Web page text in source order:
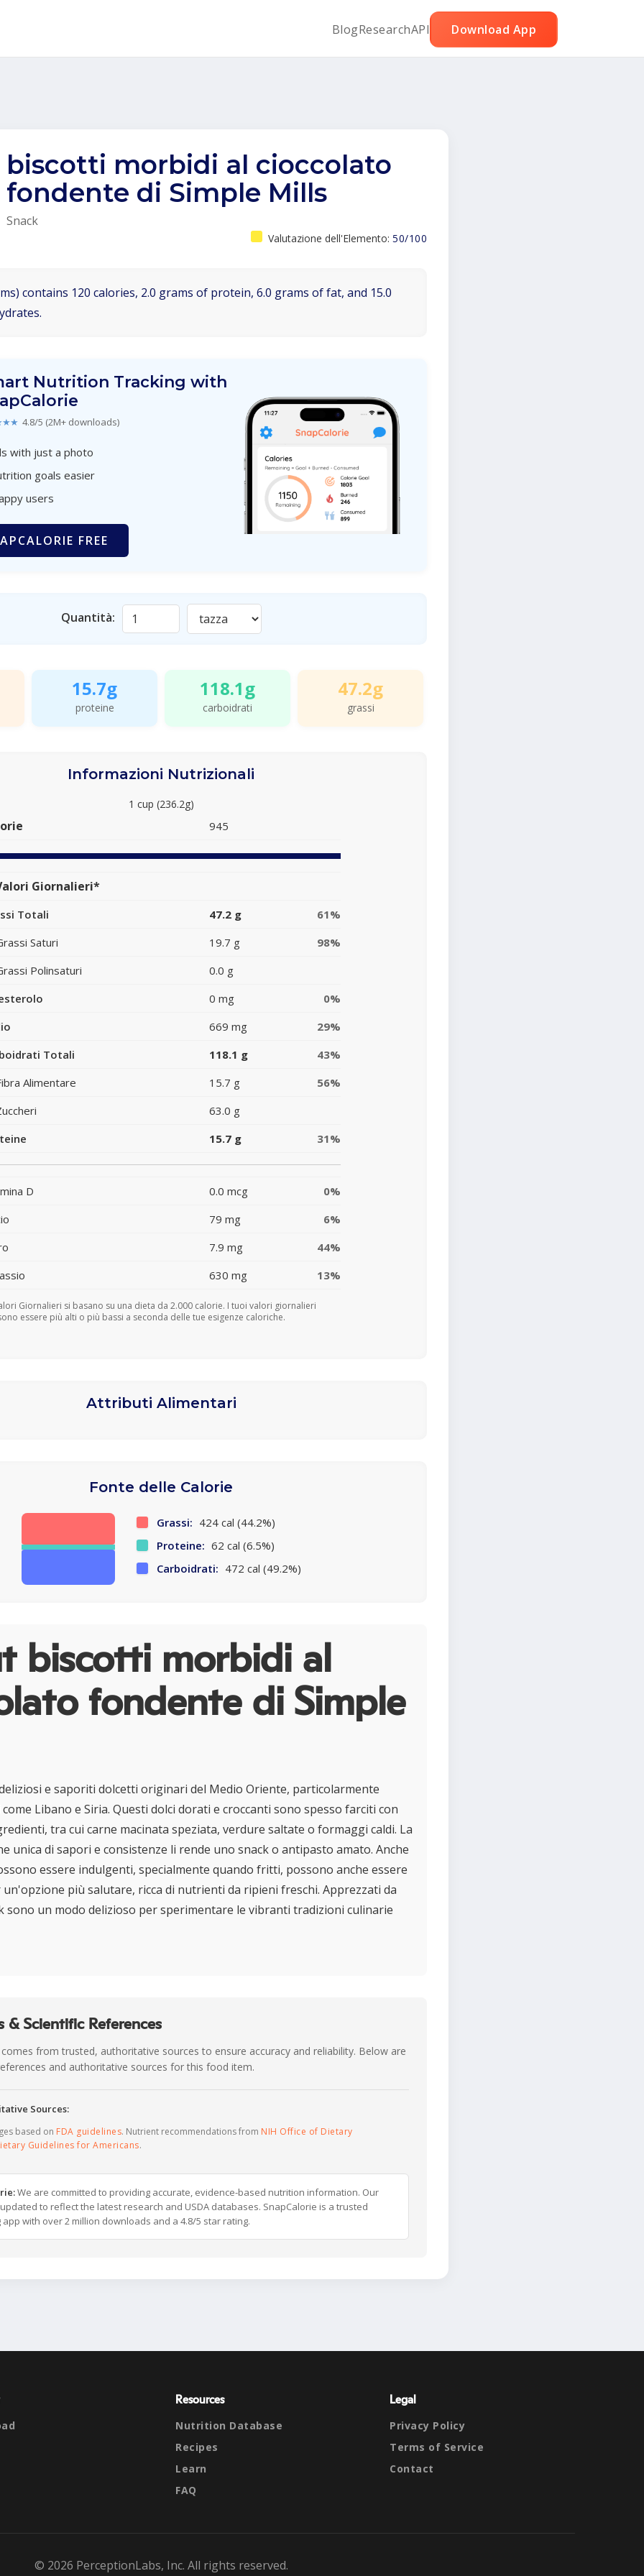
BlogResearchAPI Download App
biscotti morbidi al cioccolato
fondente di Simple Mills
Snack
Valutazione dell'Elemento: 50/100
contains 120 calories, 2.0 grams of protein, 6.0 grams of fat, and 15.0
Nutrition Tracking with
4.8/5 (2M+ downloads)
with just a photo
goals easier
users
FREE
Quantità:
15.7g
proteine
118.1g
carboidrati
47.2g
grassi
Informazioni Nutrizionali
1 cup (236.2g)
945
Giornalieri*
Totali 47.2 g
61%
Saturi
19.7 g
98%
Polinsaturi
0.0 g
0 mg
0%
669 mg
29%
Totali
118.1 g
43%
Alimentare
15.7 g
56%
63.0 g
15.7 g 31%
D 0.0 mcg
0%
79 mg
6%
7.9 mg
44%
630 mg 13%
Giornalieri si basano su una dieta da 2.000 calorie. I tuoi valori giornalieri
essere più alti o più bassi a seconda delle tue esigenze caloriche.
Attributi Alimentari
Fonte delle Calorie
Grassi: 424 cal (44.2%)
Proteine: 62 cal (6.5%)
Carboidrati: 472 cal (49.2%)
biscotti morbidi al
fondente di Simple
e saporiti dolcetti originari del Medio Oriente, particolarmente
Libano e Siria. Questi dolci dorati e croccanti sono spesso farciti con
tra cui carne macinata speziata, verdure saltate o formaggi caldi. La
unica di sapori e consistenze li rende uno snack o antipasto amato. Anche
essere indulgenti, specialmente quando fritti, possono anche essere
più salutare, ricca di nutrienti da ripieni freschi. Apprezzati da
sono un modo delizioso per sperimentare le vibranti tradizioni culinarie
& Scientific References
from trusted, authoritative sources to ensure accuracy and reliability. Below are
and authoritative sources for this food item.
Sources:
based on FDA guidelines. Nutrient recommendations from NIH Office of Dietary
Guidelines for Americans.
We are committed to providing accurate, evidence-based nutrition information. Our
to reflect the latest research and USDA databases. SnapCalorie is a trusted
with over 2 million downloads and a 4.8/5 star rating.
Resources
Nutrition Database
Recipes
Learn
FAQ
Legal
Privacy Policy
Terms of Service
Contact
© 2026 PerceptionLabs, Inc. All rights reserved.